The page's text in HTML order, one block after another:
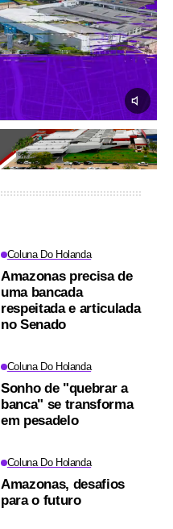
Coluna Do Holanda
Amazonas precisa de
uma bancada
respeitada e articulada
no Senado
Coluna Do Holanda
Sonho de "quebrar a
banca" se transforma
em pesadelo
Coluna Do Holanda
Amazonas, desafios
para o futuro